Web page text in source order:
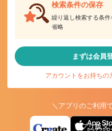
検索条件の保存
繰り返し検索する条
省略
まずは会員
アカウントをお持ちの
＼アプリのご利用
アプリ版ダ